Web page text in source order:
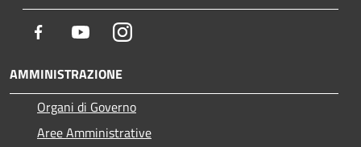
Facebook YoutubeInstagram
AMMINISTRAZIONE
Organi di Governo
Aree Amministrative